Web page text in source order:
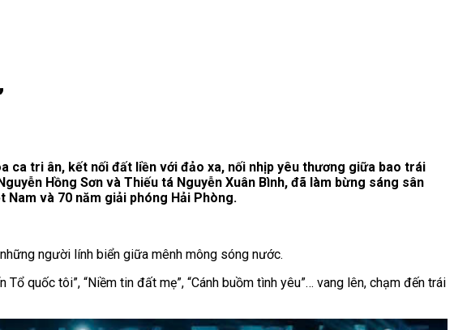
ca tri ân, kết nối đất liền với đảo xa, nối nhịp yêu thương giữa bao trái
Hồng Sơn và Thiếu tá Nguyễn Xuân Bình, đã làm bừng sáng sân
Nam và 70 năm giải phóng Hải Phòng.
người lính biển giữa mênh mông sóng nước.
quốc tôi”, “Niềm tin đất mẹ”, “Cánh buồm tình yêu”… vang lên, chạm đến trái